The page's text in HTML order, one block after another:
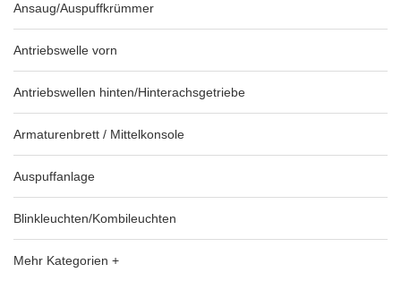
Ansaug/Auspuffkrümmer
Antriebswelle vorn
Antriebswellen hinten/Hinterachsgetriebe
Armaturenbrett / Mittelkonsole
Auspuffanlage
Blinkleuchten/Kombileuchten
Mehr Kategorien +